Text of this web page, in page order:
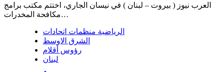
العرب نيوز ( بيروت – لبنان ) في نيسان الجاري، اختتم مكتب برامج
مكافحة المخدرات…
الرياضية منظمات اتحادات
الشرق الاوسط
رؤوس أقلام
لبنان